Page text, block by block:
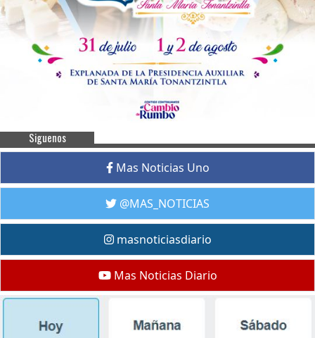
Siguenos
Mas Noticias Uno
@MAS_NOTICIAS
masnoticiasdiario
Mas Noticias Diario